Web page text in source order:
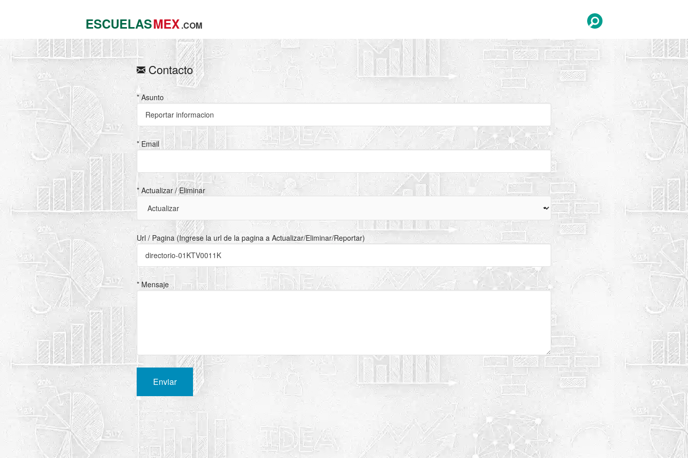
ESCUELASMEX.COM
Contacto
* Asunto
* Email
* Actualizar / Eliminar
Url / Pagina (Ingrese la url de la pagina a Actualizar/Eliminar/Reportar)
* Mensaje
Enviar